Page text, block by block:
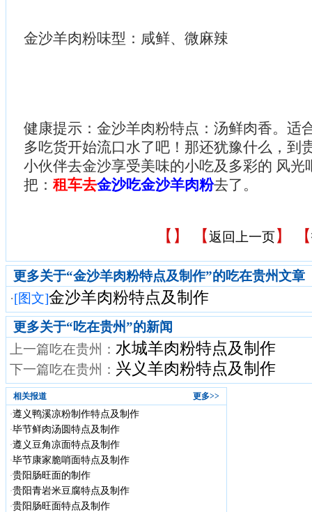
金沙羊肉粉味型：咸鲜、微麻辣
健康提示：金沙羊肉粉特点：汤鲜肉香。适
多吃货开始流口水了吧！那还犹豫什么，到
小伙伴去金沙享受美味的小吃及多彩的 风光
把： 租车去金沙吃金沙羊肉粉去了。
【 】 【返回上一页】 【
更多关于“金沙羊肉粉特点及制作”的吃在贵州文章
·[图文]金沙羊肉粉特点及制作
更多关于“吃在贵州”的新闻
上一篇吃在贵州： 水城羊肉粉特点及制作
下一篇吃在贵州： 兴义羊肉粉特点及制作
更多>>
相关报道
·遵义鸭溪凉粉制作特点及制作
·毕节鲜肉汤圆特点及制作
·遵义豆角凉面特点及制作
·毕节康家脆哨面特点及制作
·贵阳肠旺面的制作
·贵阳青岩米豆腐特点及制作
·贵阳肠旺面特点及制作